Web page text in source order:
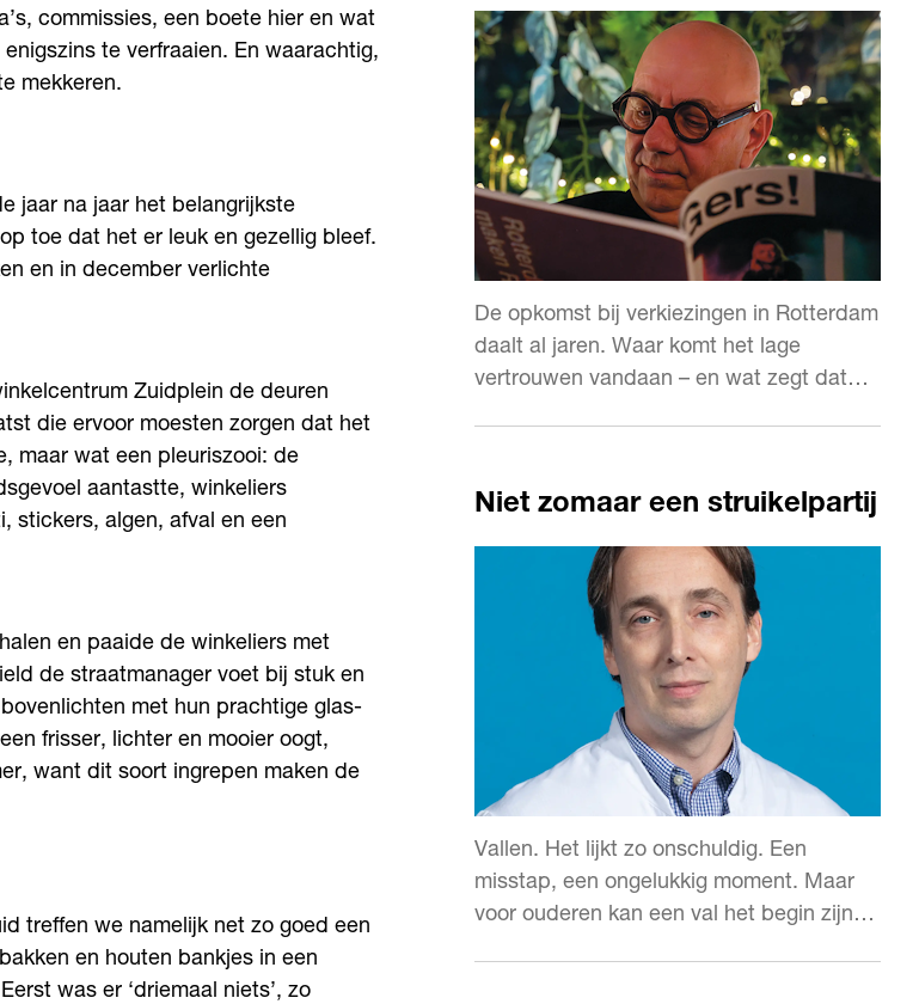
commissies, een boete hier en wat
te verfraaien. En waarachtig,
mekkeren.
jaar na jaar het belangrijkste
toe dat het er leuk en gezellig bleef.
en in december verlichte
Zuidplein de deuren
die ervoor moesten zorgen dat het
maar wat een pleuriszooi: de
aantastte, winkeliers
stickers, algen, afval en een
en paaide de winkeliers met
de straatmanager voet bij stuk en
met hun prachtige glas-
frisser, lichter en mooier oogt,
want dit soort ingrepen maken de
treffen we namelijk net zo goed een
en houten bankjes in een
was er ‘driemaal niets’, zo
De opkomst bij verkiezingen in Rotterdam
daalt al jaren. Waar komt het lage
vertrouwen vandaan – en wat zegt dat
Niet zomaar een struikelpartij
Vallen. Het lijkt zo onschuldig. Een
misstap, een ongelukkig moment. Maar
voor ouderen kan een val het begin zijn